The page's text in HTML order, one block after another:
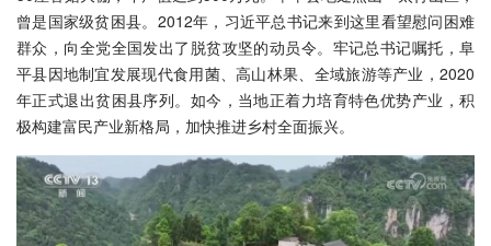
曾是国家级贫困县。2012年，习近平总书记来到这里看望慰问困难
群众，向全党全国发出了脱贫攻坚的动员令。牢记总书记嘱托，阜
平县因地制宜发展现代食用菌、高山林果、全域旅游等产业，2020
年正式退出贫困县序列。如今，当地正着力培育特色优势产业，积
极构建富民产业新格局，加快推进乡村全面振兴。